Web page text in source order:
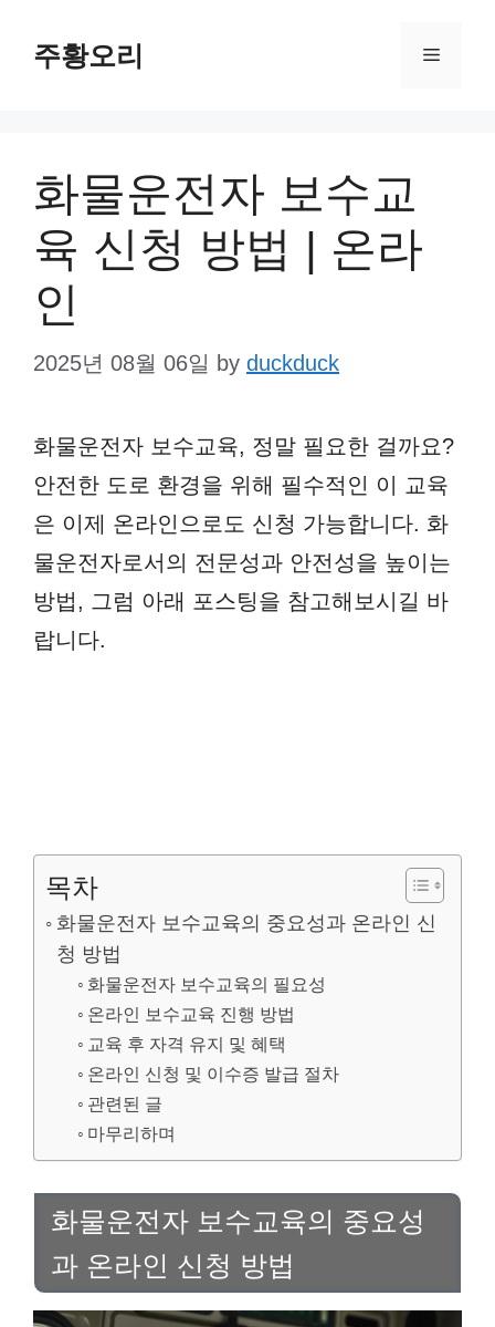
주황오리 Menu
화물운전자 보수교
육 신청 방법 | 온라
인
2025년 08월 06일 by duckduck
화물운전자 보수교육, 정말 필요한 걸까요?
안전한 도로 환경을 위해 필수적인 이 교육
은 이제 온라인으로도 신청 가능합니다. 화
물운전자로서의 전문성과 안전성을 높이는
방법, 그럼 아래 포스팅을 참고해보시길 바
랍니다.
목차
화물운전자 보수교육의 중요성과 온라인 신
청 방법
화물운전자 보수교육의 필요성
온라인 보수교육 진행 방법
교육 후 자격 유지 및 혜택
온라인 신청 및 이수증 발급 절차
관련된 글
마무리하며
화물운전자 보수교육의 중요성
과 온라인 신청 방법